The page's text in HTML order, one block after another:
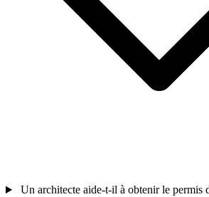
Un architecte aide-t-il à obtenir le permis